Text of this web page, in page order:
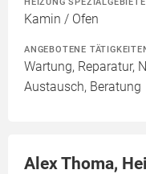
Kamin / Ofen
ANGEBOTENE
Wartung, Reparatur,
Austausch, Beratung
Alex Thoma,